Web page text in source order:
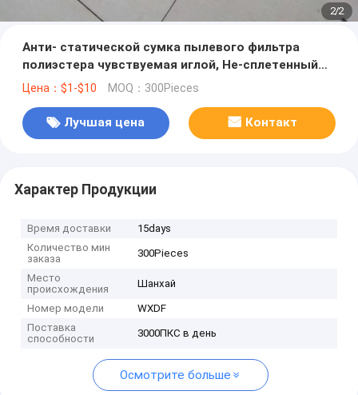
2/2
Анти- статической сумка пылевого фильтра
полиэстера чувствуемая иглой, Не-сплетенный
цедильный мешок 450-600g/m2
Цена：$1-$10 MOQ：300Pieces
Лучшая цена Контакт
Характер Продукции
Время доставки
15days
Количество мин
заказа
300Pieces
Место
происхождения
Шанхай
Номер модели
WXDF
Поставка
способности
3000ПКС в день
Осмотрите больше